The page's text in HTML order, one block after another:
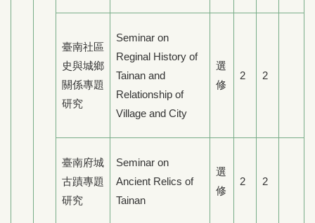
臺南社區
史與城鄉
關係專題
研究
Seminar on
Reginal History of
Tainan and
Relationship of
Village and City
選
修
2 2
臺南府城
古蹟專題
研究
Seminar on
Ancient Relics of
Tainan
選
修
2 2